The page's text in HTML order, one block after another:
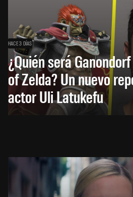
HACE 3 DÍAS
¿Quién será
of Zelda? Un nuevo
actor Uli Latukefu